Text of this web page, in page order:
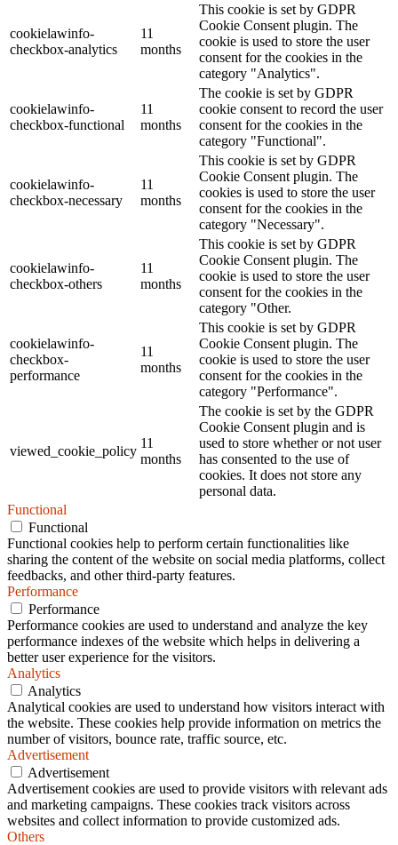
cookielawinfo-
checkbox-analytics
11
months
This cookie is set by GDPR
Cookie Consent plugin. The
cookie is used to store the user
consent for the cookies in the
category "Analytics".
cookielawinfo-
checkbox-functional
11
months
The cookie is set by GDPR
cookie consent to record the user
consent for the cookies in the
category "Functional".
cookielawinfo-
checkbox-necessary
11
months
This cookie is set by GDPR
Cookie Consent plugin. The
cookies is used to store the user
consent for the cookies in the
category "Necessary".
cookielawinfo-
checkbox-others
11
months
This cookie is set by GDPR
Cookie Consent plugin. The
cookie is used to store the user
consent for the cookies in the
category "Other.
cookielawinfo-
checkbox-
performance
11
months
This cookie is set by GDPR
Cookie Consent plugin. The
cookie is used to store the user
consent for the cookies in the
category "Performance".
viewed_cookie_policy
11
months
The cookie is set by the GDPR
Cookie Consent plugin and is
used to store whether or not user
has consented to the use of
cookies. It does not store any
personal data.
Functional
Functional
Functional cookies help to perform certain functionalities like
sharing the content of the website on social media platforms, collect
feedbacks, and other third-party features.
Performance
Performance
Performance cookies are used to understand and analyze the key
performance indexes of the website which helps in delivering a
better user experience for the visitors.
Analytics
Analytics
Analytical cookies are used to understand how visitors interact with
the website. These cookies help provide information on metrics the
number of visitors, bounce rate, traffic source, etc.
Advertisement
Advertisement
Advertisement cookies are used to provide visitors with relevant ads
and marketing campaigns. These cookies track visitors across
websites and collect information to provide customized ads.
Others